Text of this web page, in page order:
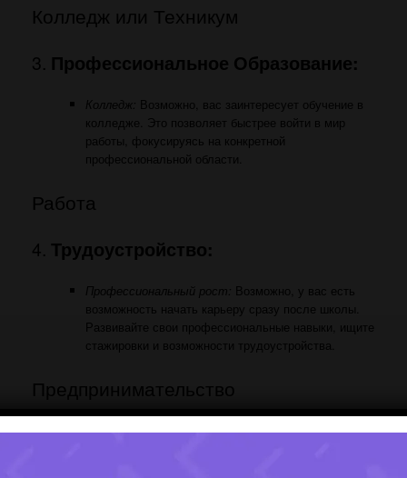
Колледж или Техникум
3. Профессиональное Образование:
Колледж: Возможно, вас заинтересует обучение в
колледже. Это позволяет быстрее войти в мир
работы, фокусируясь на конкретной
профессиональной области.
Работа
4. Трудоустройство:
Профессиональный рост: Возможно, у вас есть
возможность начать карьеру сразу после школы.
Развивайте свои профессиональные навыки, ищите
стажировки и возможности трудоустройства.
Предпринимательство
5.Собственный Бизнес: